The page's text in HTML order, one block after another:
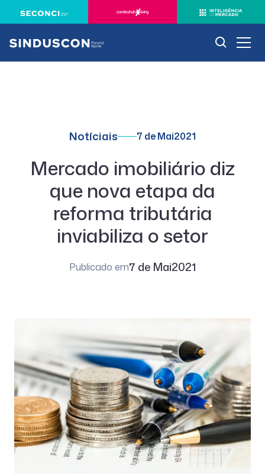
Notíciais 7 de Mai2021
Mercado imobiliário diz
que nova etapa da
reforma tributária
inviabiliza o setor
Publicado em7 de Mai2021